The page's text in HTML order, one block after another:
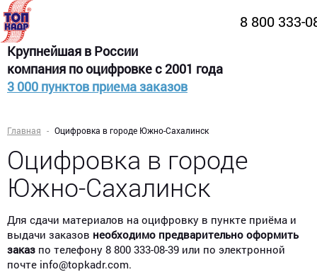
8 800 333-
Крупнейшая в России
компания по оцифровке с 2001 года
3 000 пунктов приема заказов
Главная Оцифровка в городе Южно-Сахалинск
Оцифровка в городе
Южно-Сахалинск
Для сдачи материалов на оцифровку в пункте приёма и
выдачи заказов необходимо предварительно оформить
заказ по телефону 8 800 333-08-39 или по электронной
почте info@topkadr.com.